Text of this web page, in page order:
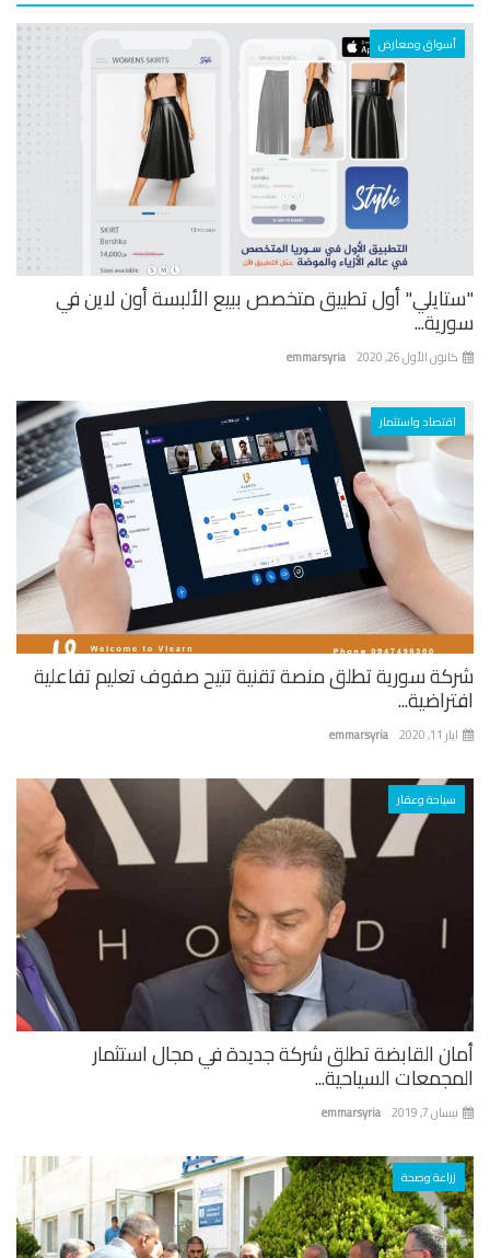
أسواق ومعارض
أول تطبيق متخصص ببيع الألبسة أون لاين في
emmarsyria الأول 26, 2020
اقتصاد واستثمار
سورية تطلق منصة تقنية تتيح صفوف تعليم تفاعلية
emmarsyria
سياحة وعقار
القابضة تطلق شركة جديدة في مجال استثمار
السياحية...
emmarsyria 7, 2019
زراعة وصحة